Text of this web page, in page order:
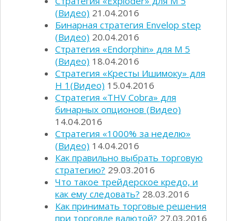
(Видео) 21.04.2016
Бинарная стратегия Envelop step
(Видео) 20.04.2016
Стратегия «Endorphin» для М 5
(Видео) 18.04.2016
Стратегия «Кресты Ишимоку» для
Н 1(Видео) 15.04.2016
Стратегия «THV Cobra» для
бинарных опционов (Видео)
14.04.2016
Стратегия «1000% за неделю»
(Видео) 14.04.2016
Как правильно выбрать торговую
стратегию? 29.03.2016
Что такое трейдерское кредо, и
как ему следовать? 28.03.2016
Как принимать торговые решения
при торговле валютой? 27.03.2016